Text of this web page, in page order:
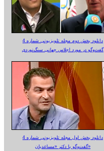
دانلود بخش دوم مجله تلویزیونی شماره 4
گفت‌وگو در مورد اجلاس جهانی سنگ‌نوردی
دانلود بخش اول مجله تلویزیونی شماره 4
گفت‌وگو با دکتر «مساعدیان»